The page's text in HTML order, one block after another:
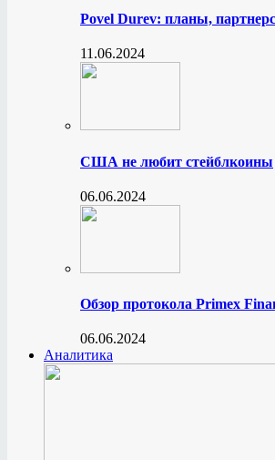
Povel Durev: планы,
11.06.2024
США не любит стейблкоины
06.06.2024
Обзор протокола Primex
06.06.2024
Аналитика